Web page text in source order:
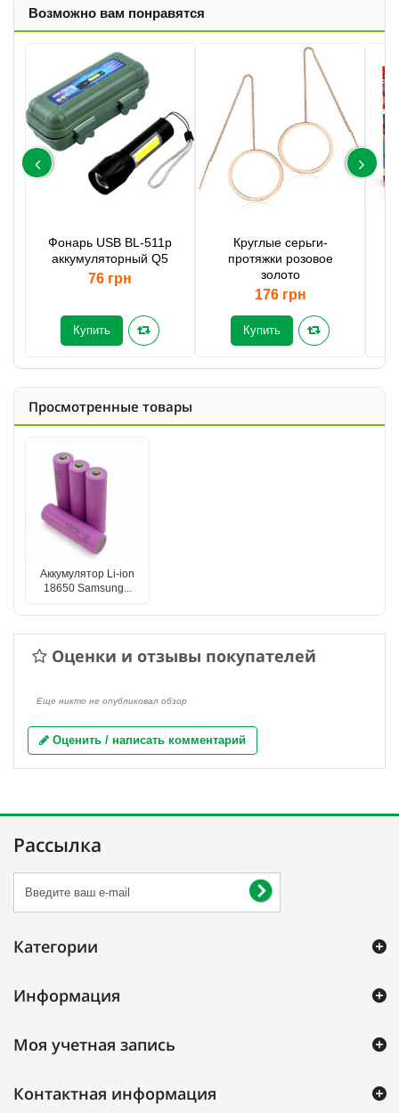
Возможно вам понравятся
Фонарь USB BL-511p
аккумуляторный Q5
76 грн
Купить
Круглые серьги-
протяжки розовое
золото
176 грн
Купить
Просмотренные товары
Аккумулятор Li-ion
18650 Samsung...
Оценки и отзывы покупателей
Еще никто не опубликовал обзор
Оценить / написать комментарий
Рассылка
Категории
Информация
Моя учетная запись
Контактная информация